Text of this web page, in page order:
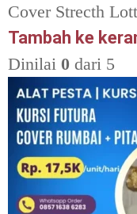
Cover Strecth
Tambah ke
Dinilai 0 dari 5